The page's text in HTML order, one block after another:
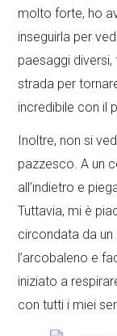
molto forte, ho
inseguirla per
paesaggi
strada per
incredibile con il
Inoltre, non si
pazzesco. A un
all’indietro e
Tuttavia, mi è
circondata da un
l’arcobaleno e
iniziato a
con tutti i miei